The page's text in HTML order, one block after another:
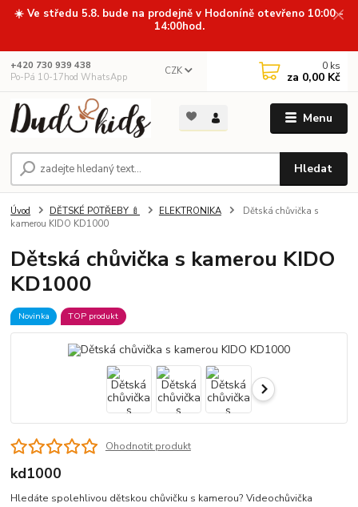
☀️ Ve středu 5.8. bude na prodejně v Hodoníně otevřeno 10:00 -
14:00hod.
Menu
CZK
Hledat
+420 730 939 438
Po-Pá 10-17hod WhatsApp
0 ks
za 0,00 Kč
Úvod DĚTSKÉ POTŘEBY 🍼 ELEKTRONIKA
Dětská chůvička s
kamerou KIDO KD1000
Dětská chůvička s kamerou KIDO
KD1000
Novinka TOP produkt
Ohodnotit produkt
kd1000
Hledáte spolehlivou dětskou chůvičku s kamerou? Videochůvička